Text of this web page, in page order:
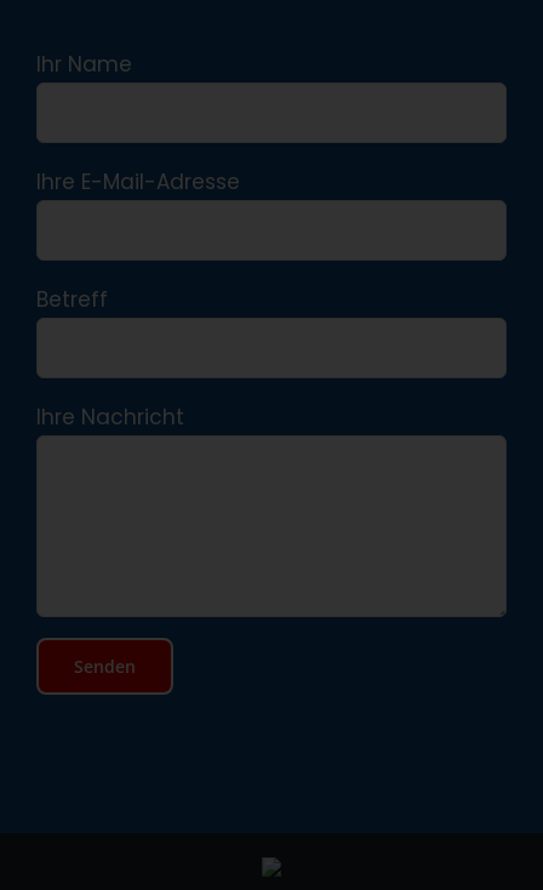
Ihr Name
Ihre E-Mail-Adresse
Betreff
Ihre Nachricht